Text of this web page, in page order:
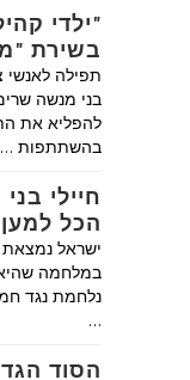
"ילדי
בשירת
תפילה לאנשי
בני מנשה
להפליא את
בהשתתפות …
חיילי
הכל
במלחמה
נלחמת נגד
…
הסוד